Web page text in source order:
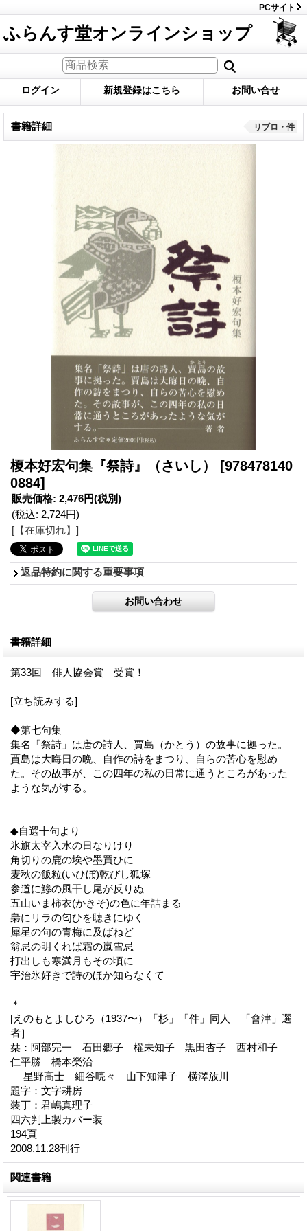
PCサイト
ふらんす堂オンラインショップ
ログイン 新規登録はこちら お問い合せ
書籍詳細 リブロ・件
榎本好宏句集『祭詩』（さいし）
[978478140
0884]
販売価格: 2,476円(税別)
(税込: 2,724円)
[【在庫切れ】]
返品特約に関する重要事項
書籍詳細
第33回 俳人協会賞 受賞！
[立ち読みする]
◆第七句集
集名「祭詩」は唐の詩人、賈島（かとう）の故事に拠った。
賈島は大晦日の晩、自作の詩をまつり、自らの苦心を慰め
た。その故事が、この四年の私の日常に通うところがあった
ような気がする。
◆自選十句より
氷旗太宰入水の日なりけり
角切りの鹿の埃や墨買ひに
麦秋の飯粒(いひぼ)乾びし狐塚
参道に鯵の風干し尾が反りぬ
五山いま柿衣(かきそ)の色に年詰まる
梟にリラの匂ひを聴きにゆく
犀星の句の青梅に及ばねど
翁忌の明くれば霜の嵐雪忌
打出しも寒満月もその頃に
宇治氷好きで詩のほか知らなくて
＊
[えのもとよしひろ（1937〜）「杉」「件」同人 「會津」選
者］
栞：阿部完一 石田郷子 櫂未知子 黒田杏子 西村和子
仁平勝 橋本榮治
星野高士 細谷喨々 山下知津子 横澤放川
題字：文字耕房
装丁：君嶋真理子
四六判上製カバー装
194頁
2008.11.28刊行
関連書籍